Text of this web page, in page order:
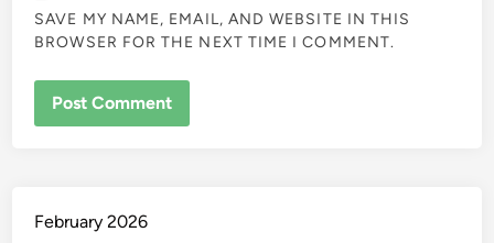
SAVE MY NAME, EMAIL, AND WEBSITE IN THIS
BROWSER FOR THE NEXT TIME I COMMENT.
February 2026